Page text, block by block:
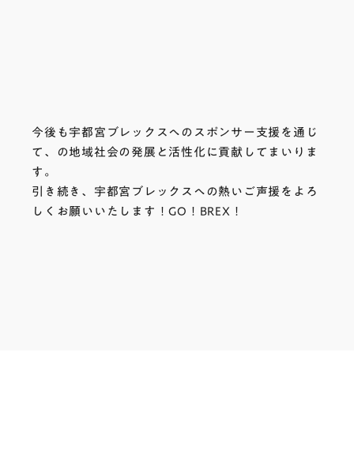
今後も宇都宮ブレックスへのスポンサー支援を通じ
て、 の地域社会の発展と活性化に貢献してまいりま
す。
引き続き、宇都宮ブレックスへの熱いご声援をよろ
しくお願いいたします！GO！BREX！